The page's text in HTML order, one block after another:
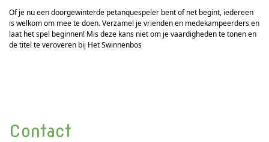
Of je nu een doorgewinterde petanquespeler bent of net begint, iedereen
is welkom om mee te doen. Verzamel je vrienden en medekampeerders en
laat het spel beginnen! Mis deze kans niet om je vaardigheden te tonen en
de titel te veroveren bij Het Swinnenbos
Contact